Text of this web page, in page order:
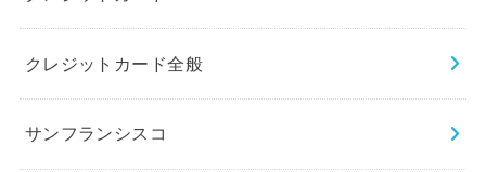
クレジットカード全般
サンフランシスコ